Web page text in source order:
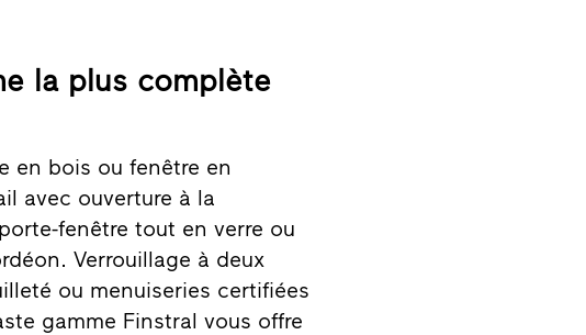
la plus complète
en bois ou fenêtre en
avec ouverture à la
fenêtre tout en verre ou
Verrouillage à deux
ou menuiseries certifiées
gamme Finstral vous offre